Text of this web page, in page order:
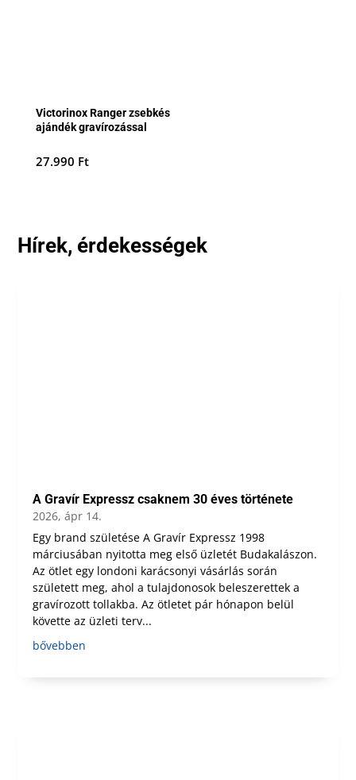
Victorinox Ranger zsebkés
ajándék gravírozással
27.990 Ft
Hírek, érdekességek
A Gravír Expressz csaknem 30 éves története
2026, ápr 14.
Egy brand születése A Gravír Expressz 1998
márciusában nyitotta meg első üzletét Budakalászon.
Az ötlet egy londoni karácsonyi vásárlás során
született meg, ahol a tulajdonosok beleszerettek a
gravírozott tollakba. Az ötletet pár hónapon belül
követte az üzleti terv...
bővebben